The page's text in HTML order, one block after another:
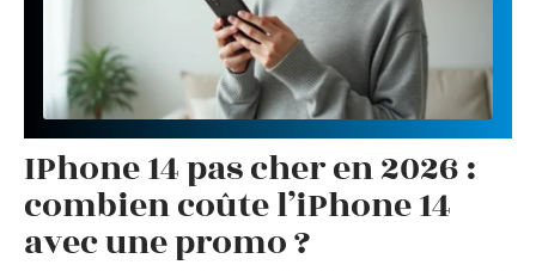
IPhone 14 pas cher en 2026 :
combien coûte l’iPhone 14
avec une promo ?